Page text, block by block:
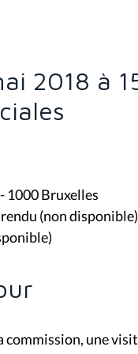
2018 à
1000 Bruxelles
(non disponible)
commission, une